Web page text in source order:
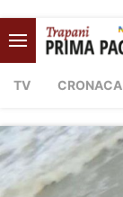
TV CRONACA